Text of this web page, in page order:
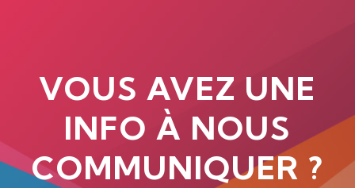
VOUS AVEZ UNE
INFO À NOUS
COMMUNIQUER ?